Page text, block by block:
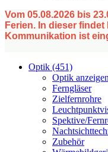
Vom 05.08.2026 bis
Ferien. In dieser
Kommunikation ist
Optik (451)
Optik anzeigen
Ferngläser
Zielfernrohre
Spektive/
Zubehör